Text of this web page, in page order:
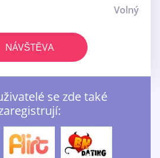
Volný
NÁVŠTĚVA
se zde také